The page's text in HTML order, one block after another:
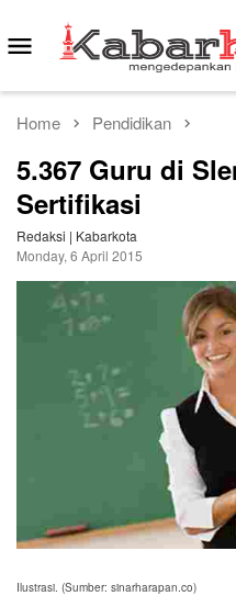
to
content
Mobile
Menu
Home Pendidikan
5.367 Guru di
Sertifikasi
Redaksi | Kabarkota
Monday, 6 April 2015
Ilustrasi. (Sumber: sinarharapan.co)